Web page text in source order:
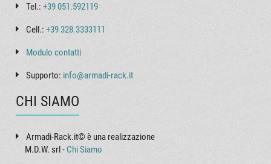
Tel.:+39 051.592119
Cell.:+39 328.3333111
Modulo contatti
Supporto: info@armadi-rack.it
CHI SIAMO
Armadi-Rack.it© è una realizzazione
M.D.W. srl - Chi Siamo